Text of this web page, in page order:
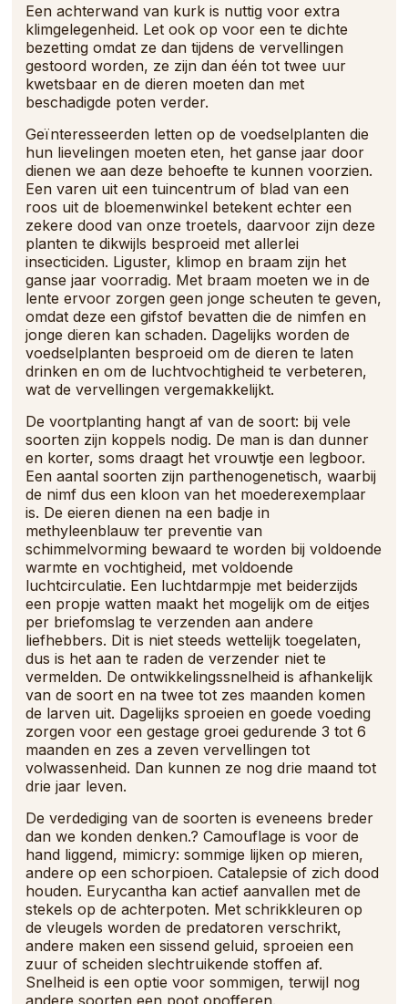
Een achterwand van kurk is nuttig voor extra
klimgelegenheid. Let ook op voor een te dichte
bezetting omdat ze dan tijdens de vervellingen
gestoord worden, ze zijn dan één tot twee uur
kwetsbaar en de dieren moeten dan met
beschadigde poten verder.
Geïnteresseerden letten op de voedselplanten die
hun lievelingen moeten eten, het ganse jaar door
dienen we aan deze behoefte te kunnen voorzien.
Een varen uit een tuincentrum of blad van een
roos uit de bloemenwinkel betekent echter een
zekere dood van onze troetels, daarvoor zijn deze
planten te dikwijls besproeid met allerlei
insecticiden. Liguster, klimop en braam zijn het
ganse jaar voorradig. Met braam moeten we in de
lente ervoor zorgen geen jonge scheuten te geven,
omdat deze een gifstof bevatten die de nimfen en
jonge dieren kan schaden. Dagelijks worden de
voedselplanten besproeid om de dieren te laten
drinken en om de luchtvochtigheid te verbeteren,
wat de vervellingen vergemakkelijkt.
De voortplanting hangt af van de soort: bij vele
soorten zijn koppels nodig. De man is dan dunner
en korter, soms draagt het vrouwtje een legboor.
Een aantal soorten zijn parthenogenetisch, waarbij
de nimf dus een kloon van het moederexemplaar
is. De eieren dienen na een badje in
methyleenblauw ter preventie van
schimmelvorming bewaard te worden bij voldoende
warmte en vochtigheid, met voldoende
luchtcirculatie. Een luchtdarmpje met beiderzijds
een propje watten maakt het mogelijk om de eitjes
per briefomslag te verzenden aan andere
liefhebbers. Dit is niet steeds wettelijk toegelaten,
dus is het aan te raden de verzender niet te
vermelden. De ontwikkelingssnelheid is afhankelijk
van de soort en na twee tot zes maanden komen
de larven uit. Dagelijks sproeien en goede voeding
zorgen voor een gestage groei gedurende 3 tot 6
maanden en zes a zeven vervellingen tot
volwassenheid. Dan kunnen ze nog drie maand tot
drie jaar leven.
De verdediging van de soorten is eveneens breder
dan we konden denken.? Camouflage is voor de
hand liggend, mimicry: sommige lijken op mieren,
andere op een schorpioen. Catalepsie of zich dood
houden. Eurycantha kan actief aanvallen met de
stekels op de achterpoten. Met schrikkleuren op
de vleugels worden de predatoren verschrikt,
andere maken een sissend geluid, sproeien een
zuur of scheiden slechtruikende stoffen af.
Snelheid is een optie voor sommigen, terwijl nog
andere soorten een poot opofferen.